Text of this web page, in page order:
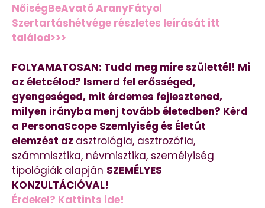
NőiségBeAvató AranyFátyol
Szertartáshétvége részletes leírását itt
találod>>>
FOLYAMATOSAN: Tudd meg mire születtél! Mi
az életcélod? Ismerd fel erősséged,
gyengeséged, mit érdemes fejlesztened,
milyen irányba menj tovább életedben? Kérd
a PersonaScope Szemlyiség és Életút
elemzést az asztrológia, asztrozófia,
számmisztika, névmisztika, személyiség
tipológiák alapján SZEMÉLYES
KONZULTÁCIÓVAL!
Érdekel? Kattints ide!